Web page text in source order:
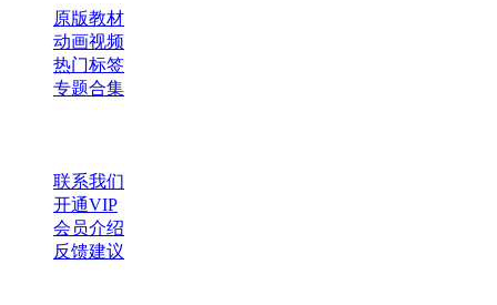
原版教材
动画视频
热门标签
专题合集
联系我们
开通VIP
会员介绍
反馈建议